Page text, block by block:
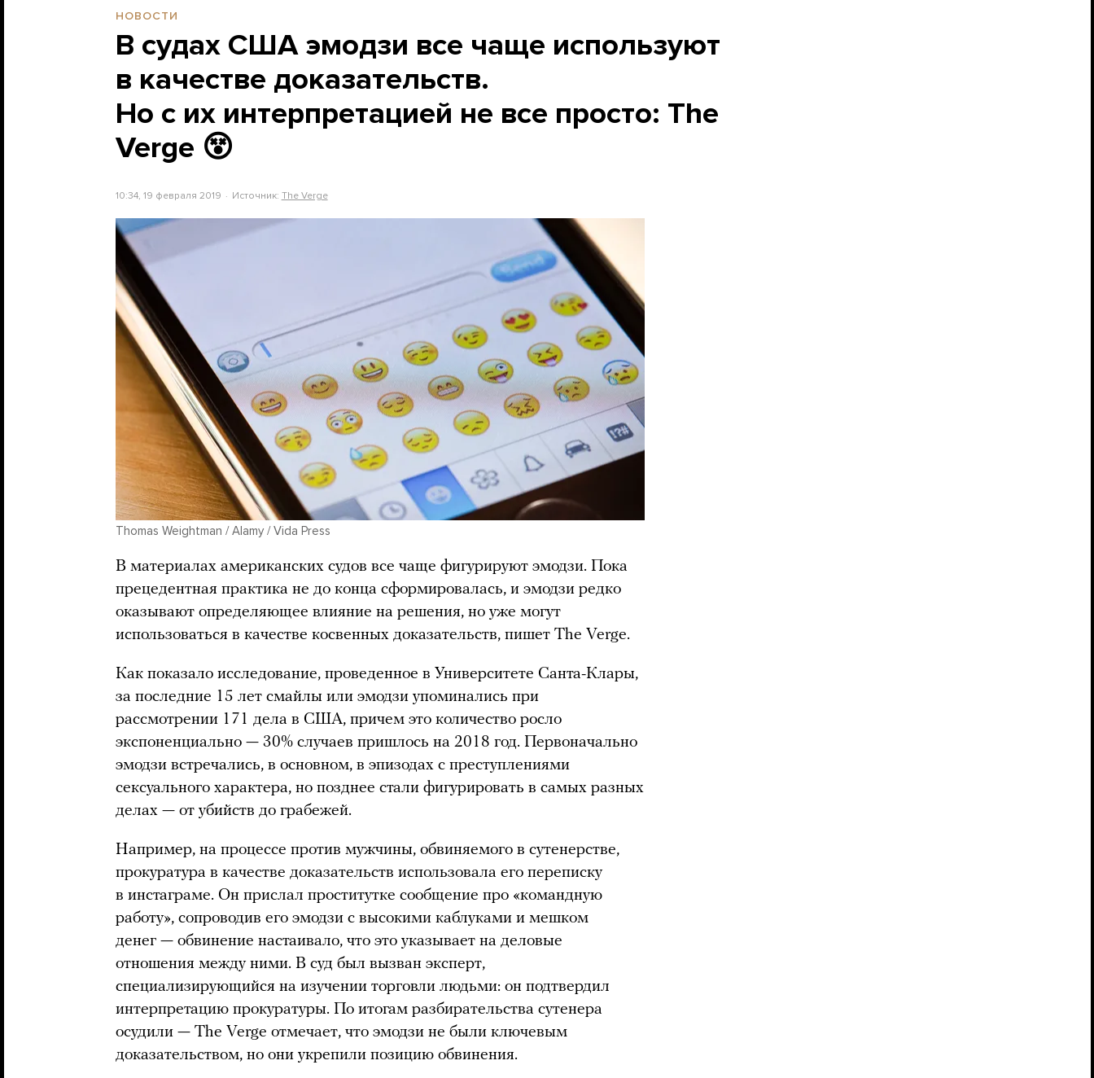
НОВОСТИ
В судах США эмодзи все чаще используют
в качестве доказательств.
Но с их интерпретацией не все просто: The
Verge 😵
10:34, 19 февраля 2019 Источник: The Verge
Thomas Weightman / Alamy / Vida Press
В материалах американских судов все чаще фигурируют эмодзи. Пока
прецедентная практика не до конца сформировалась, и эмодзи редко
оказывают определяющее влияние на решения, но уже могут
использоваться в качестве косвенных доказательств, пишет The Verge.
Как показало исследование, проведенное в Университете Санта-Клары,
за последние 15 лет смайлы или эмодзи упоминались при
рассмотрении 171 дела в США, причем это количество росло
экспоненциально — 30% случаев пришлось на 2018 год. Первоначально
эмодзи встречались, в основном, в эпизодах с преступлениями
сексуального характера, но позднее стали фигурировать в самых разных
делах — от убийств до грабежей.
Например, на процессе против мужчины, обвиняемого в сутенерстве,
прокуратура в качестве доказательств использовала его переписку
в инстаграме. Он прислал проститутке сообщение про «командную
работу», сопроводив его эмодзи с высокими каблуками и мешком
денег — обвинение настаивало, что это указывает на деловые
отношения между ними. В суд был вызван эксперт,
специализирующийся на изучении торговли людьми: он подтвердил
интерпретацию прокуратуры. По итогам разбирательства сутенера
осудили — The Verge отмечает, что эмодзи не были ключевым
доказательством, но они укрепили позицию обвинения.